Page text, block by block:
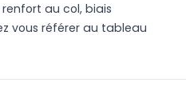
au col, biais
vous référer au tableau